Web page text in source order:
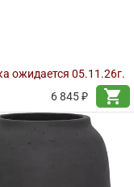
ожидается 05.11.26г.
6 845 ₽
shopping_cart